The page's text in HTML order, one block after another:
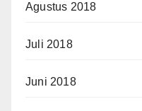
Agustus 2018
Juli 2018
Juni 2018